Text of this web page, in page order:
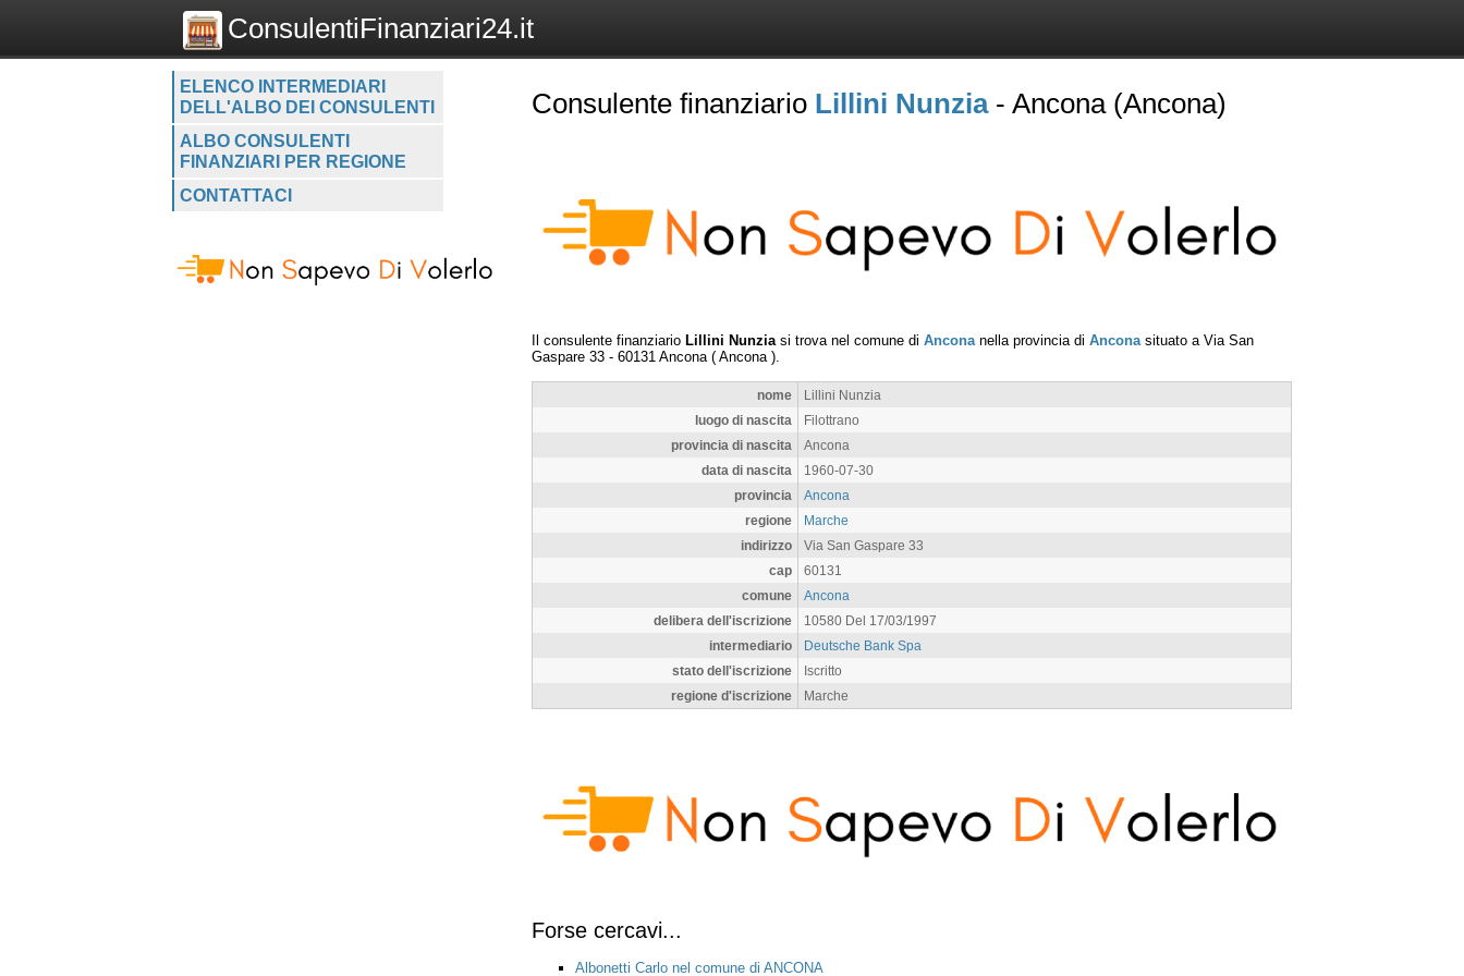
ConsulentiFinanziari24.it
ELENCO INTERMEDIARI
DELL'ALBO DEI CONSULENTI
ALBO CONSULENTI
FINANZIARI PER REGIONE
CONTATTACI
Consulente finanziario Lillini Nunzia- Ancona (Ancona)
Il consulente finanziario Lillini Nunzia si trova nel comune di Ancona nella provincia di Ancona situato a Via San
Gaspare 33 - 60131 Ancona ( Ancona ).
nome
Lillini Nunzia
luogo di nascita
Filottrano
provincia di nascita
Ancona
data di nascita
1960-07-30
provincia
Ancona
regione
Marche
indirizzo
Via San Gaspare 33
cap
60131
comune
Ancona
delibera dell'iscrizione
10580 Del 17/03/1997
intermediario
Deutsche Bank Spa
stato dell'iscrizione
Iscritto
regione d'iscrizione
Marche
Forse cercavi...
Albonetti Carlo nel comune di ANCONA